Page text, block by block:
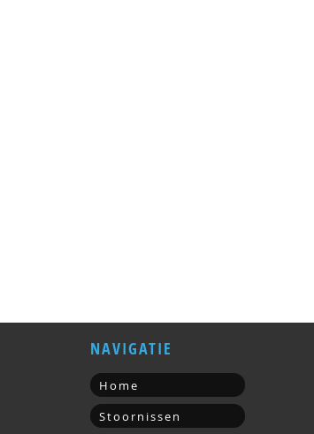
NAVIGATIE
Home
Stoornissen